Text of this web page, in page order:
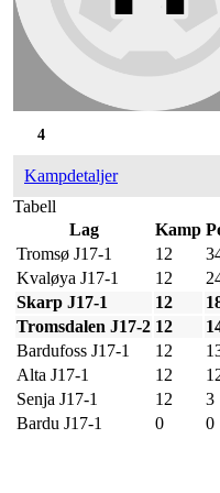
4
Kampdetaljer
Tabell
Lag
Kamp
Tromsø J17-1
12
Kvaløya J17-1
12
Skarp J17-1
12
Tromsdalen J17-2 12
Bardufoss J17-1
12
Alta J17-1
12
Senja J17-1
12
3
Bardu J17-1
0 0